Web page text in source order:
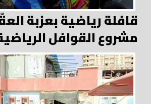
قافلة
مشروع القوافل